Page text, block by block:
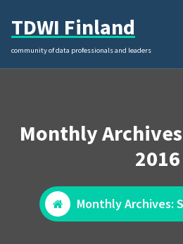
content
TDWI Finland
community of data professionals and leaders
Monthly
2016
Monthly Archives: